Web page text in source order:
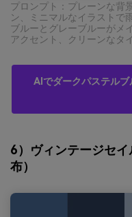
プロンプト：プレーンな背
ン、ミニマルなイラストで
ブルーとグレーブルーがメ
アクセント、クリーンなタ
AIでダークパステル
6）ヴィンテージセ
布）